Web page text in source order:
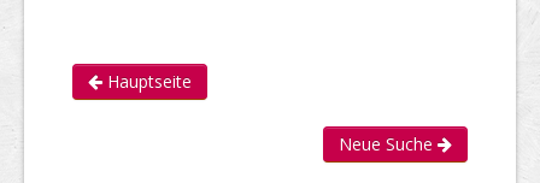
Hauptseite
Neue Suche